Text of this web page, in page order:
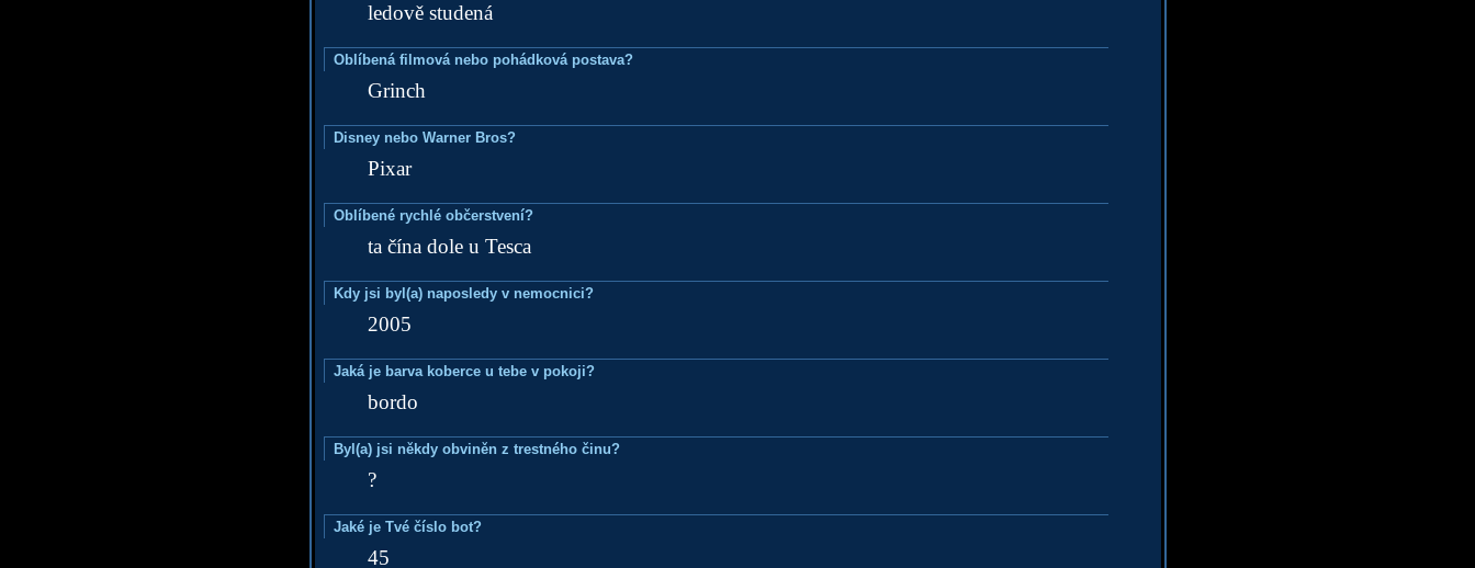
ledově studená
Oblíbená filmová nebo pohádková postava?
Grinch
Disney nebo Warner Bros?
Pixar
Oblíbené rychlé občerstvení?
ta čína dole u Tesca
Kdy jsi byl(a) naposledy v nemocnici?
2005
Jaká je barva koberce u tebe v pokoji?
bordo
Byl(a) jsi někdy obviněn z trestného činu?
?
Jaké je Tvé číslo bot?
45